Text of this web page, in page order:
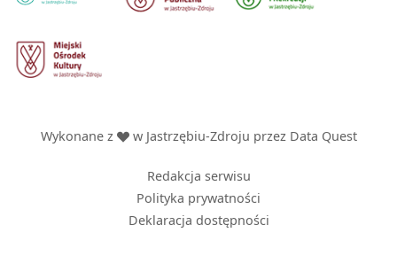
Wykonane z w Jastrzębiu-Zdroju przez Data Quest
Redakcja serwisu
Polityka prywatności
Deklaracja dostępności